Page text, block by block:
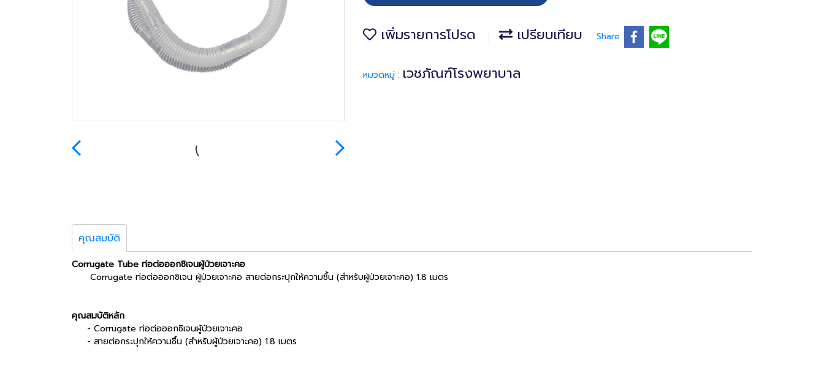
เพิ่มรายการโปรด เปรียบเทียบ Share
หมวดหมู่ : เวชภัณฑ์โรงพยาบาล
คุณสมบัติ
Corrugate Tube ท่อต่อออกซิเจนผู้ป่วยเจาะคอ
Corrugate ท่อต่อออกซิเจน ผู้ป่วยเจาะคอ สายต่อกระปุกให้ความชื้น (สำหรับผู้ป่วยเจาะคอ) 1.8 เมตร
คุณสมบัติหลัก
- Corrugate ท่อต่อออกซิเจนผู้ป่วยเจาะคอ
- สายต่อกระปุกให้ความชื้น (สำหรับผู้ป่วยเจาะคอ) 1.8 เมตร